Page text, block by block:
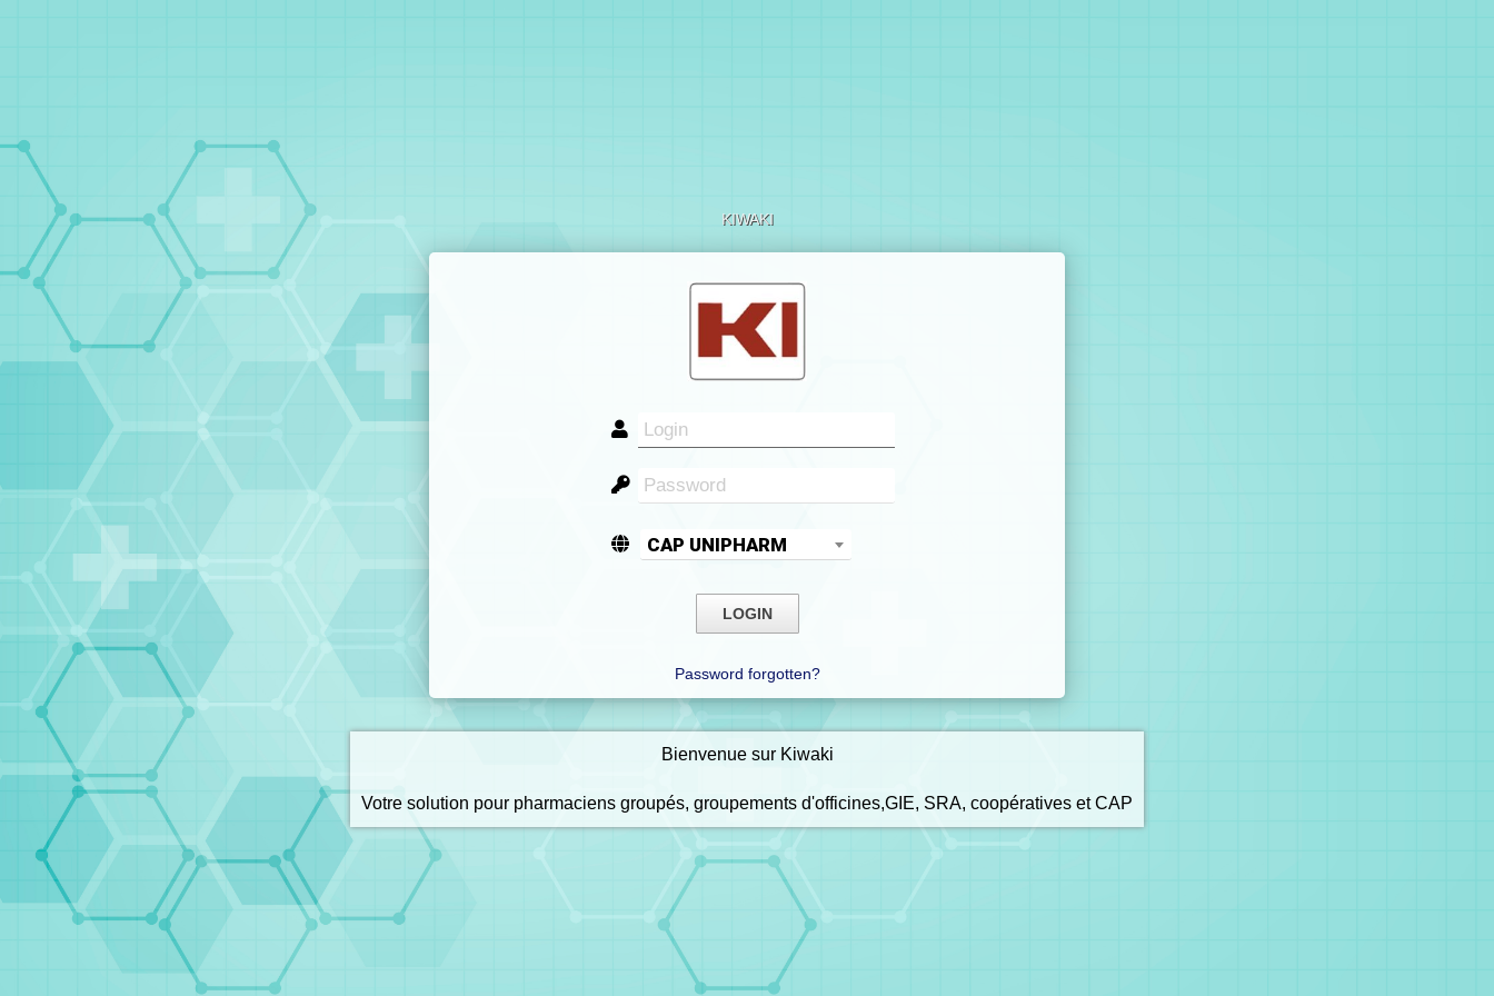
KIWAKI
CAP UNIPHARM
Password forgotten?
Bienvenue sur Kiwaki
Votre solution pour pharmaciens groupés, groupements d'officines,GIE, SRA, coopératives et CAP